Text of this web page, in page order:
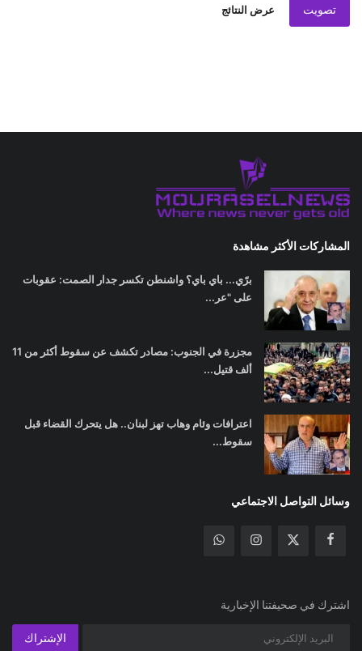
تصويت عرض النتائج
المشاركات الأكثر مشاهدة
برّي... باي باي؟ واشنطن تكسر جدار الصمت: عقوبات
على "عر...
مجزرة في الجنوب: مصادر تكشف عن سقوط أكثر من 11
ألف قتيل...
اعترافات وئام وهاب تهز لبنان.. هل يتحرك القضاء قبل
سقوط...
وسائل التواصل الاجتماعي
اشترك في صحيفتنا الإخبارية
الإشتراك